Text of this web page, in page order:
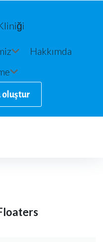
Hakkımda
oluştur